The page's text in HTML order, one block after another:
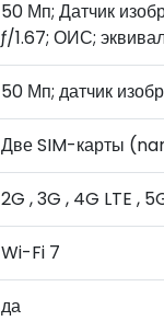
50 Мп; Датчик
ƒ/1.67; ОИС;
50 Мп; датчик
Две SIM-карты
2G , 3G , 4G LTE ,
Wi-Fi 7
да